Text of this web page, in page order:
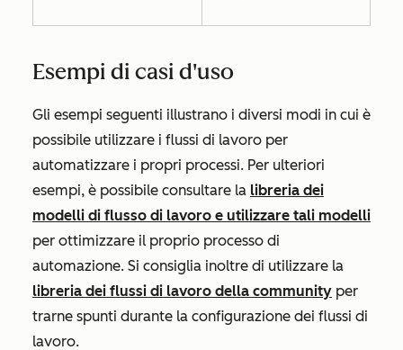
Esempi di casi d'uso
Gli esempi seguenti illustrano i diversi modi in cui è
possibile utilizzare i flussi di lavoro per
automatizzare i propri processi. Per ulteriori
esempi, è possibile consultare la libreria dei
modelli di flusso di lavoro e utilizzare tali modelli
per ottimizzare il proprio processo di
automazione. Si consiglia inoltre di utilizzare la
libreria dei flussi di lavoro della community per
trarne spunti durante la configurazione dei flussi di
lavoro.